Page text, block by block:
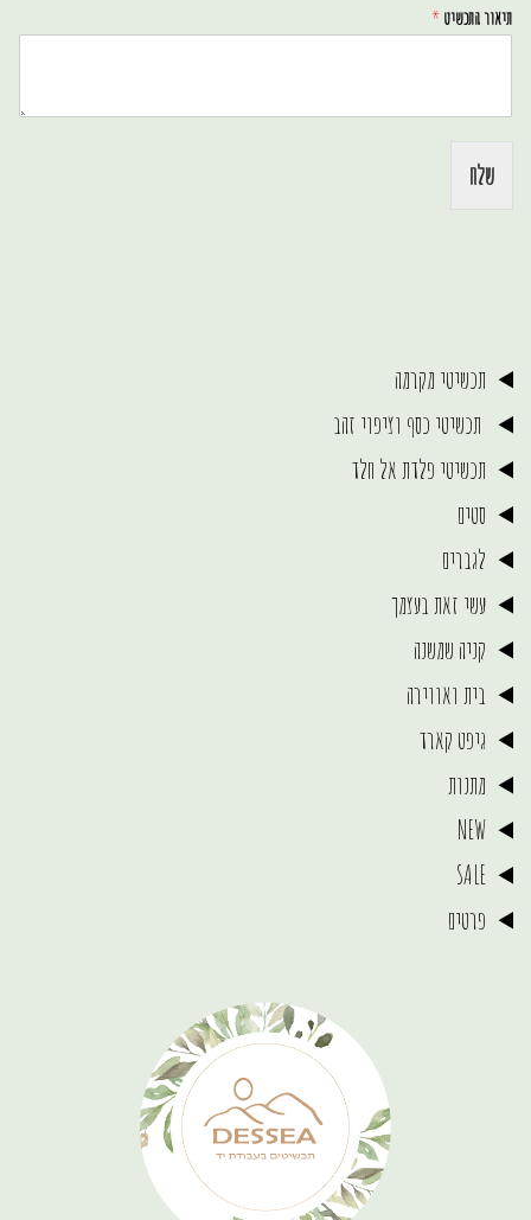
תיאור התכשיט *
שלח
תכשיטי מקרמה
תכשיטי כסף וציפוי זהב
תכשיטי פלדת אל חלד
סטים
לגברים
עשי זאת בעצמך
קניה שמשנה
בית ואווירה
גיפט קארד
מתנות
NEW
SALE
פרטים